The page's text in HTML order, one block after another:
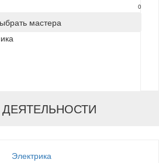
0
мастера
Электрика